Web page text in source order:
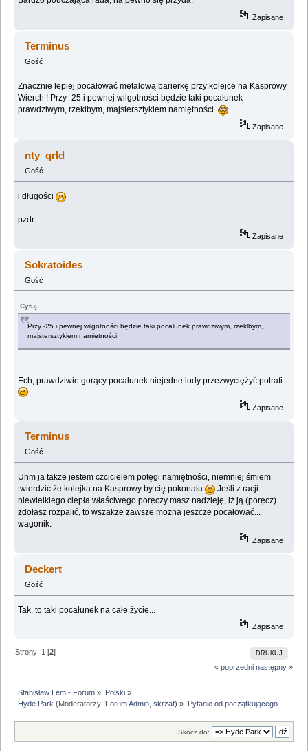
Zapisane
Terminus
Gość
Znacznie lepiej pocałować metalową barierkę przy kolejce na Kasprowy
Wierch ! Przy -25 i pewnej wilgotności będzie taki pocałunek
prawdziwym, rzekłbym, majstersztykiem namiętności.
Zapisane
nty_qrld
Gość
i długości
pzdr
Zapisane
Sokratoides
Gość
Cytuj
Przy -25 i pewnej wilgotności będzie taki pocałunek prawdziwym, rzekłbym,
majstersztykiem namiętności.
Ech, prawdziwie gorący pocałunek niejedne lody przezwyciężyć potrafi .
Zapisane
Terminus
Gość
Uhm ja także jestem czcicielem potęgi namiętności, niemniej śmiem
twierdzić że kolejka na Kasprowy by cię pokonała
Jeśli z racji
niewielkiego ciepła właściwego poręczy masz nadzieję, iż ją (poręcz)
zdołasz rozpalić, to wszakże zawsze można jeszcze pocałować...
wagonik.
Zapisane
Deckert
Gość
Tak, to taki pocałunek na całe życie...
Zapisane
DRUKUJ
Strony: 1 [2]
« poprzedni następny »
Stanisław Lem - Forum » Polski»
Hyde Park (Moderatorzy: Forum Admin ,skrzat) » Pytanie od początkującego
Skocz do: